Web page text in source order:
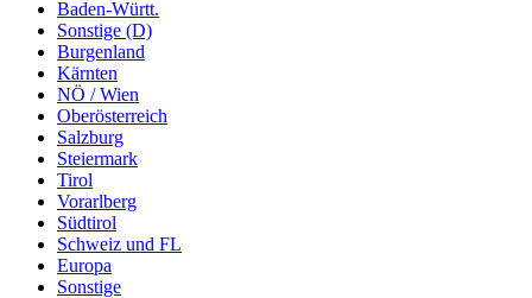
Baden-Württ.
Sonstige (D)
Burgenland
Kärnten
NÖ / Wien
Oberösterreich
Salzburg
Steiermark
Tirol
Vorarlberg
Südtirol
Schweiz und FL
Europa
Sonstige